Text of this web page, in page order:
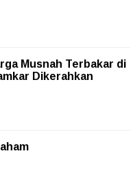
Musnah Terbakar di
Dikerahkan